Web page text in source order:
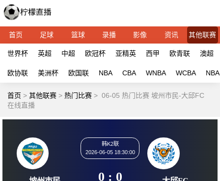
首页 足球 篮球 录播 影像 资讯 其他联赛
世界杯 英超 中超 欧冠杯 亚精英 西甲 欧青联 澳超
欧协联 美洲杯 欧国联 NBA CBA WNBA WCBA
首页 > 其他联赛 > 热门比赛 > 06-05 热门比赛 坡州市民-大邱FC
在线直播